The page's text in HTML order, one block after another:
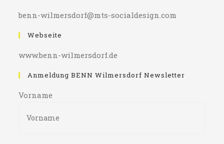
benn-wilmersdorf@mts-socialdesign.com
Webseite
www.benn-wilmersdorf.de
Anmeldung BENN Wilmersdorf Newsletter
Vorname